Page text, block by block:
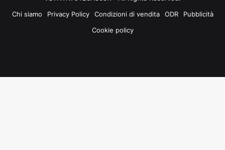
Chi siamo
Privacy Policy Condizioni di vendita ODR
Pubblicità
Cookie policy
Tube